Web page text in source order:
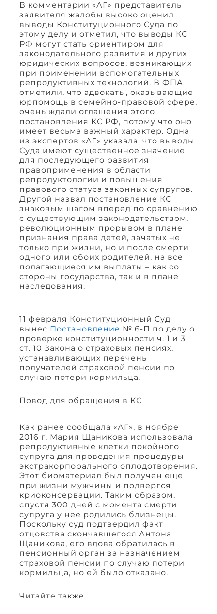
В комментарии «АГ» представитель
заявителя жалобы высоко оценил
выводы Конституционного Суда по
этому делу и отметил, что выводы КС
РФ могут стать ориентиром для
законодательного развития и других
юридических вопросов, возникающих
при применении вспомогательных
репродуктивных технологий. В ФПА
отметили, что адвокаты, оказывающие
юрпомощь в семейно-правовой сфере,
очень ждали оглашения этого
постановления КС РФ, потому что оно
имеет весьма важный характер. Одна
из экспертов «АГ» указала, что выводы
Суда имеют существенное значение
для последующего развития
правоприменения в области
репродуктологии и повышения
правового статуса законных супругов.
Другой назвал постановление КС
знаковым шагом вперед по сравнению
с существующим законодательством,
революционным прорывом в плане
признания права детей, зачатых не
только при жизни, но и после смерти
одного или обоих родителей, на все
полагающиеся им выплаты – как со
стороны государства, так и в плане
наследования.
11 февраля Конституционный Суд
вынес Постановление № 6-П по делу о
проверке конституционности ч. 1 и 3
ст. 10 Закона о страховых пенсиях,
устанавливающих перечень
получателей страховой пенсии по
случаю потери кормильца.
Повод для обращения в КС
Как ранее сообщала «АГ», в ноябре
2016 г. Мария Щаникова использовала
репродуктивные клетки покойного
супруга для проведения процедуры
экстракорпорального оплодотворения.
Этот биоматериал был получен еще
при жизни мужчины и подвергся
криоконсервации. Таким образом,
спустя 300 дней с момента смерти
супруга у нее родились близнецы.
Поскольку суд подтвердил факт
отцовства скончавшегося Антона
Щаникова, его вдова обратилась в
пенсионный орган за назначением
страховой пенсии по случаю потери
кормильца, но ей было отказано.
Читайте также